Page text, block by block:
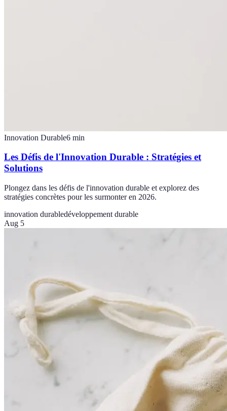
Innovation Durable6 min
Les Défis de l'Innovation Durable : Stratégies et
Solutions
Plongez dans les défis de l'innovation durable et explorez des
stratégies concrètes pour les surmonter en 2026.
innovation durabledéveloppement durable
Aug 5